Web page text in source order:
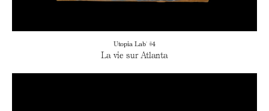
Utopia Lab' #4
La vie sur Atlanta